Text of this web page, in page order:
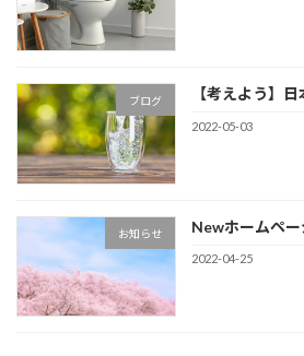
ブログ 【考えよう】
2022-05-03
お知らせ Newホームペー
2022-04-25